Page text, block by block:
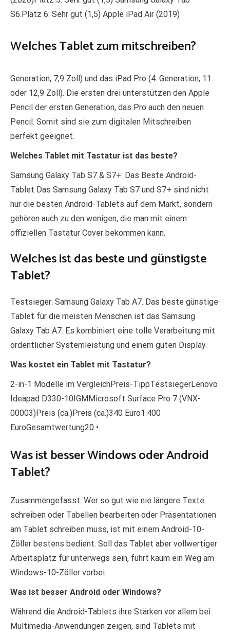
S6.Platz 6: Sehr gut (1,5) Apple iPad Air (2019)
Welches Tablet zum mitschreiben?
Generation, 7,9 Zoll) und das iPad Pro (4. Generation, 11
oder 12,9 Zoll). Die ersten drei unterstützen den Apple
Pencil der ersten Generation, das Pro auch den neuen
Pencil. Somit sind sie zum digitalen Mitschreiben
perfekt geeignet.
Welches Tablet mit Tastatur ist das beste?
Samsung Galaxy Tab S7 & S7+: Das Beste Android-
Tablet Das Samsung Galaxy Tab S7 und S7+ sind nicht
nur die besten Android-Tablets auf dem Markt, sondern
gehören auch zu den wenigen, die man mit einem
offiziellen Tastatur Cover bekommen kann.
Welches ist das beste und günstigste
Tablet?
Testsieger: Samsung Galaxy Tab A7. Das beste günstige
Tablet für die meisten Menschen ist das Samsung
Galaxy Tab A7. Es kombiniert eine tolle Verarbeitung mit
ordentlicher Systemleistung und einem guten Display.
Was kostet ein Tablet mit Tastatur?
2-in-1 Modelle im VergleichPreis-TippTestsiegerLenovo
Ideapad D330-10IGMMicrosoft Surface Pro 7 (VNX-
00003)Preis (ca.)Preis (ca.)340 Euro1.400
EuroGesamtwertung20 •
Was ist besser Windows oder Android
Tablet?
Zusammengefasst: Wer so gut wie nie längere Texte
schreiben oder Tabellen bearbeiten oder Präsentationen
am Tablet schreiben muss, ist mit einem Android-10-
Zöller bestens bedient. Soll das Tablet aber vollwertiger
Arbeitsplatz für unterwegs sein, führt kaum ein Weg am
Windows-10-Zöller vorbei.
Was ist besser Android oder Windows?
Während die Android-Tablets ihre Stärken vor allem bei
Multimedia-Anwendungen zeigen, sind Tablets mit